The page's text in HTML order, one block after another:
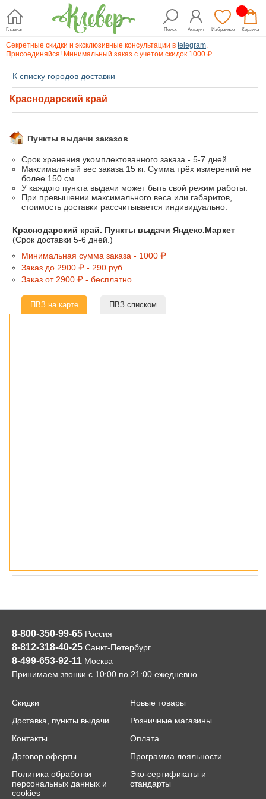
Главная Поиск Аккаунт Избранное Корзина
Секретные скидки и эксклюзивные консультации в telegram.
Присоединяйся! Минимальный заказ с учетом скидок 1000 ₽.
К списку городов доставки
Краснодарский край
Пункты выдачи заказов
Срок хранения укомплектованного заказа - 5-7 дней.
Максимальный вес заказа 15 кг. Сумма трёх измерений не
более 150 см.
У каждого пункта выдачи может быть свой режим работы.
При превышении максимального веса или габаритов,
стоимость доставки рассчитывается индивидуально.
Краснодарский край. Пункты выдачи Яндекс.Маркет
(Срок доставки 5-6 дней.)
Минимальная сумма заказа - 1000 ₽
Заказ до 2900 ₽ - 290 руб.
Заказ от 2900 ₽ - бесплатно
ПВЗ на карте ПВЗ списком
8-800-350-99-65 Россия
8-812-318-40-25 Санкт-Петербург
8-499-653-92-11 Москва
Принимаем звонки с 10:00 по 21:00 ежедневно
Скидки
Новые товары
Доставка, пункты выдачи
Розничные магазины
Контакты
Оплата
Договор оферты
Программа лояльности
Политика обработки
персональных данных и
cookies
Эко-сертификаты и
стандарты